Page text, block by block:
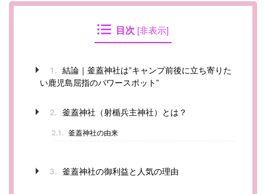
目次 [非表示]
1. 結論｜釜蓋神社は”キャンプ前後に立ち寄りた
い鹿児島屈指のパワースポット”
2. 釜蓋神社（射楯兵主神社）とは？
2.1. 釜蓋神社の由来
3. 釜蓋神社の御利益と人気の理由